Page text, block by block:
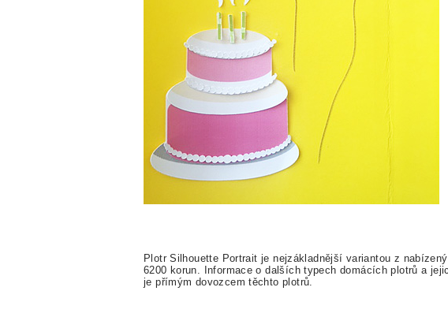
Plotr Silhouette Portrait je nejzákladnější variantou z
6200 korun. Informace o dalších typech domácích plotrů a
je přímým dovozcem těchto plotrů.